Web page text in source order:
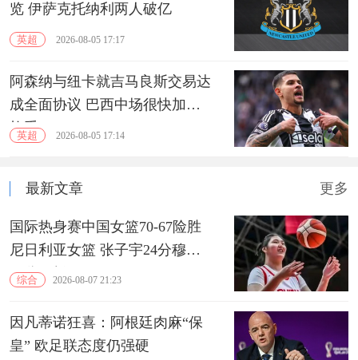
览 伊萨克托纳利两人破亿
英超 2026-08-05 17:17
阿森纳与纽卡就吉马良斯交易达
成全面协议 巴西中场很快加盟
枪手
英超 2026-08-05 17:14
最新文章 更多
国际热身赛中国女篮70-67险胜
尼日利亚女篮 张子宇24分穆萨
15分10板
综合 2026-08-07 21:23
因凡蒂诺狂喜：阿根廷肉麻“保
皇” 欧足联态度仍强硬